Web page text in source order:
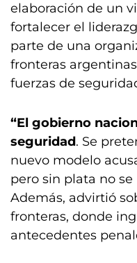
elaboración de un
fortalecer el
parte de una
fronteras
fuerzas de
“El gobierno
seguridad. Se
nuevo modelo
pero sin plata no se
Además, advirtió
fronteras, donde
antecedentes